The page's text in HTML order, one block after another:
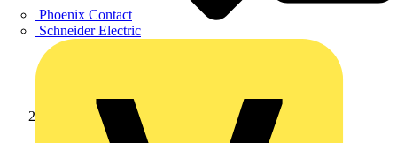
Phoenix Contact
Schneider Electric